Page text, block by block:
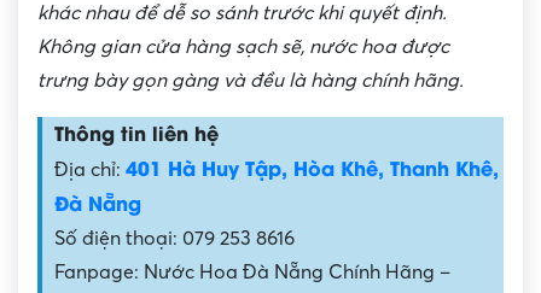
khác nhau để dễ so sánh trước khi quyết định.
Không gian cửa hàng sạch sẽ, nước hoa được
trưng bày gọn gàng và đều là hàng chính hãng.
Thông tin liên hệ
Địa chỉ: 401 Hà Huy Tập, Hòa Khê, Thanh Khê,
Đà Nẵng
Số điện thoại: 079 253 8616
Fanpage: Nước Hoa Đà Nẵng Chính Hãng –